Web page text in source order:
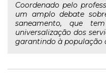
Coordenado pelo
um amplo debate
saneamento, que
universalização dos
garantindo à população